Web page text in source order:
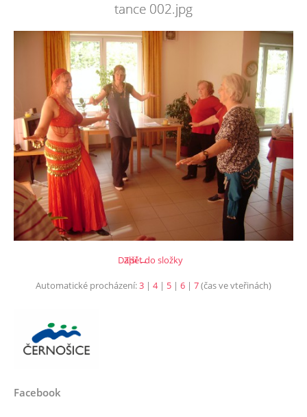
tance 002.jpg
Další →
Zpět do složky
Automatické procházení:3 | 4| 5 | 6 | 7(čas ve vteřinách)
Facebook